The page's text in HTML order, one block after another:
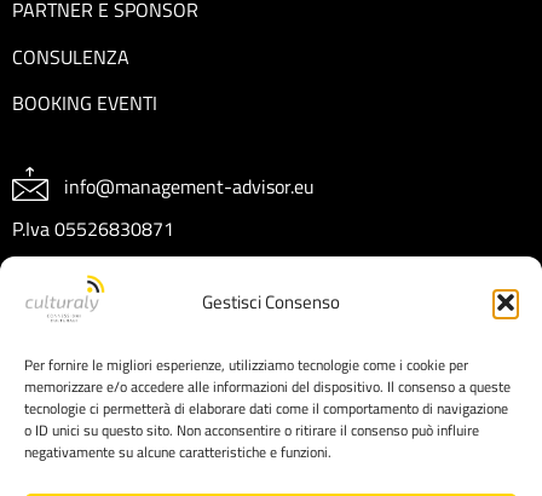
Gestisci Consenso
Per fornire le migliori esperienze, utilizziamo tecnologie come i cookie per
memorizzare e/o accedere alle informazioni del dispositivo. Il consenso a queste
tecnologie ci permetterà di elaborare dati come il comportamento di navigazione
o ID unici su questo sito. Non acconsentire o ritirare il consenso può influire
negativamente su alcune caratteristiche e funzioni.
PARTNER E SPONSOR
CONSULENZA
BOOKING EVENTI
info@management-advisor.eu
P.Iva 05526830871
REA CT404199
Capitale sociale € 10.000 I.V.